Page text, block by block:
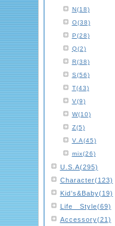
N(18)
O(38)
P(28)
Q(2)
R(38)
S(56)
T(43)
V(9)
W(10)
Z(5)
V.A(45)
mix(26)
U.S.A(295)
Character(123)
Kid’s&Baby(19)
Life Style(69)
Accessory(21)